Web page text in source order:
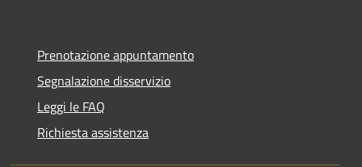
Prenotazione appuntamento
Segnalazione disservizio
Leggi le FAQ
Richiesta assistenza